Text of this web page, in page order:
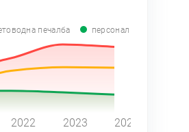
печалба персонал
2022 2023 2024